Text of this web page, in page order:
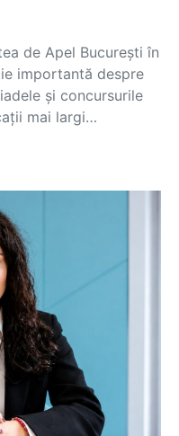
de Apel București în
importantă despre
și concursurile
mai largi…